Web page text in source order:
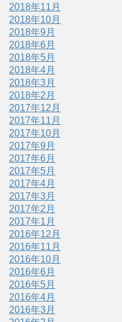
2018年11月
2018年10月
2018年9月
2018年6月
2018年5月
2018年4月
2018年3月
2018年2月
2017年12月
2017年11月
2017年10月
2017年9月
2017年6月
2017年5月
2017年4月
2017年3月
2017年2月
2017年1月
2016年12月
2016年11月
2016年10月
2016年6月
2016年5月
2016年4月
2016年3月